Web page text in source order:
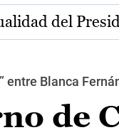
del
entre Blanca
de